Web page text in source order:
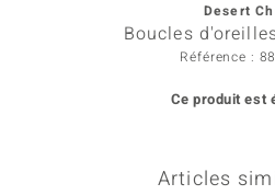
Desert
Boucles
Référence :
Ce produit est
Articles